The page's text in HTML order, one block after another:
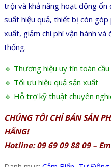
trội và khả năng hoạt động ổn
suất hiệu quả, thiết bị còn góp
xuất, giảm chi phí vận hành
thống.
🔹 Thương hiệu uy tín toàn cầu
🔹 Tối ưu hiệu quả sản xuất
🔹 Hỗ trợ kỹ thuật chuyên
CHÚNG TÔI CHỈ BÁN SẢN
HÃNG!
Hotline: 09 69 09 88 09 –